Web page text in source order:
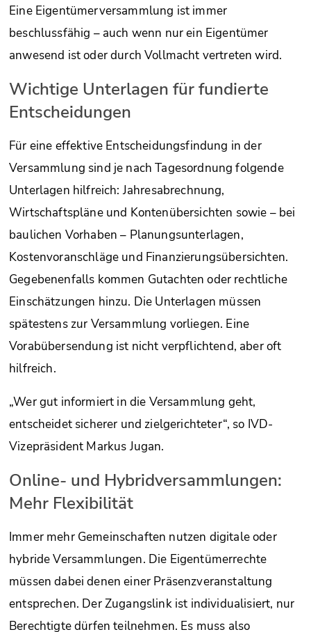
Eine Eigentümerversammlung ist immer
beschlussfähig – auch wenn nur ein Eigentümer
anwesend ist oder durch Vollmacht vertreten wird.
Wichtige Unterlagen für fundierte
Entscheidungen
Für eine effektive Entscheidungsfindung in der
Versammlung sind je nach Tagesordnung folgende
Unterlagen hilfreich: Jahresabrechnung,
Wirtschaftspläne und Kontenübersichten sowie – bei
baulichen Vorhaben – Planungsunterlagen,
Kostenvoranschläge und Finanzierungsübersichten.
Gegebenenfalls kommen Gutachten oder rechtliche
Einschätzungen hinzu. Die Unterlagen müssen
spätestens zur Versammlung vorliegen. Eine
Vorabübersendung ist nicht verpflichtend, aber oft
hilfreich.
„Wer gut informiert in die Versammlung geht,
entscheidet sicherer und zielgerichteter“, so IVD-
Vizepräsident Markus Jugan.
Online- und Hybridversammlungen:
Mehr Flexibilität
Immer mehr Gemeinschaften nutzen digitale oder
hybride Versammlungen. Die Eigentümerrechte
müssen dabei denen einer Präsenzveranstaltung
entsprechen. Der Zugangslink ist individualisiert, nur
Berechtigte dürfen teilnehmen. Es muss also